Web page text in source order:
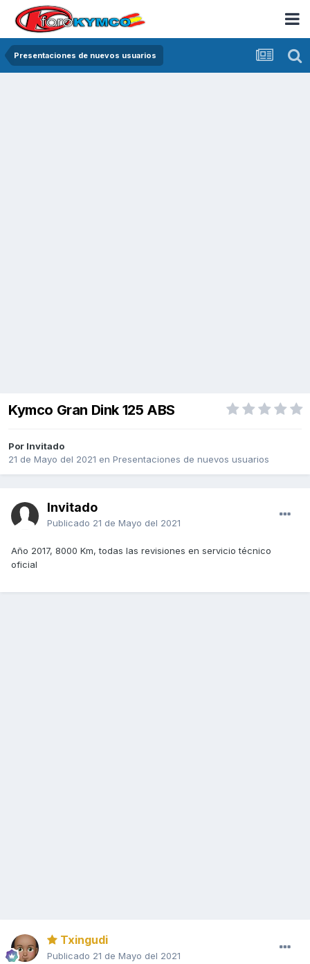
Presentaciones de nuevos usuarios
Kymco Gran Dink 125 ABS
Por Invitado
21 de Mayo del 2021 en Presentaciones de nuevos usuarios
Invitado
Publicado 21 de Mayo del 2021
Año 2017, 8000 Km, todas las revisiones en servicio técnico
oficial
Txingudi
Publicado 21 de Mayo del 2021